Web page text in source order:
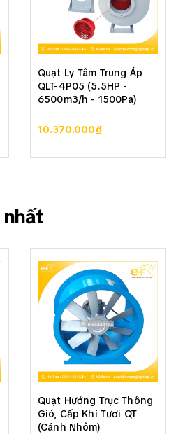
Quạt Ly Tâm Trung Áp
QLT-4P05 (5.5HP -
6500m3/h - 1500Pa)
10.370.000₫
Quạt Hướng Trục Thông
Gió, Cấp Khí Tươi QT
(Cánh Nhôm)